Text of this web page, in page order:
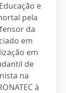
e
pela
da
em
em
de
na
à